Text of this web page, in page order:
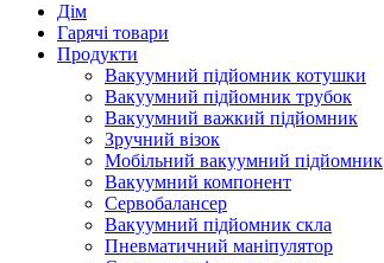
Дім
Гарячі товари
Продукти
Вакуумний підйомник котушки
Вакуумний підйомник трубок
Вакуумний важкий підйомник
Зручний візок
Мобільний вакуумний підйомник
Вакуумний компонент
Сервобалансер
Вакуумний підйомник скла
Пневматичний маніпулятор